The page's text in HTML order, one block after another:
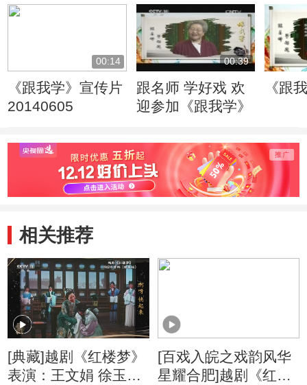
00:14
《跟我学》宣传片
20140605
00:39
跟名师 学好戏 欢
迎参加《跟我学》
《跟
相关推荐
[典藏]越剧《红楼梦》
表演：王文娟 徐玉兰
[百戏入皖之戏韵风华
星耀合肥]越剧《红楼